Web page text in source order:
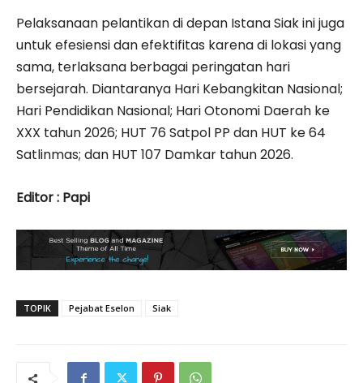
Pelaksanaan pelantikan di depan Istana Siak ini juga
untuk efesiensi dan efektifitas karena di lokasi yang
sama, terlaksana berbagai peringatan hari
bersejarah. Diantaranya Hari Kebangkitan Nasional;
Hari Pendidikan Nasional; Hari Otonomi Daerah ke
XXX tahun 2026; HUT 76 Satpol PP dan HUT ke 64
Satlinmas; dan HUT 107 Damkar tahun 2026.
Editor : Papi
TOPIK Pejabat Eselon Siak